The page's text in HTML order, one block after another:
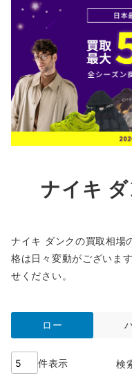
ナイキ
ナイキ ダンクの買取相場
格は日々変動がございま
せください。
ロー
件表示 検